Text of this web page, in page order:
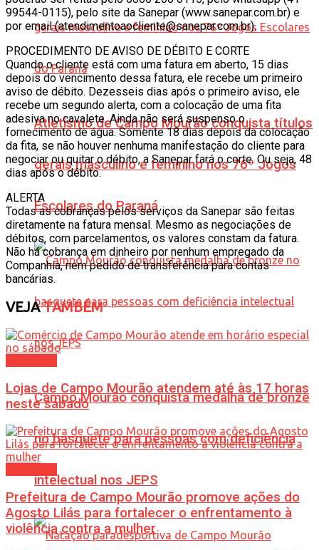
Atletismo de Campo Mourão conquista títulos
gerais masculino e feminino nos 76º Jogos
Escolares do Paraná
Campo Mourão conquista medalha de bronze
no basquete para pessoas com deficiência
intelectual nos JEPS
99544-0115), pelo site da Sanepar (www.sanepar.com.br) e
por email (atendimentoaocliente@sanepar.com.br).
PROCEDIMENTO DE AVISO DE DÉBITO E CORTE
Quando o cliente está com uma fatura em aberto, 15 dias
depois do vencimento dessa fatura, ele recebe um primeiro
aviso de débito. Dezesseis dias após o primeiro aviso, ele
recebe um segundo alerta, com a colocação de uma fita
adesiva no cavalete. Ainda não será suspenso o
fornecimento de água. Somente 18 dias depois da colocação
da fita, se não houver nenhuma manifestação do cliente para
negociar ou quitar o débito, a Sanepar fará o corte. Ou seja, 48
dias após o débito.
ALERTA
Todas as cobranças pelos serviços da Sanepar são feitas
diretamente na fatura mensal. Mesmo as negociações de
débitos, com parcelamentos, os valores constam da fatura.
Não há cobrança em dinheiro por nenhum empregado da
Companhia, nem pedido de transferência para contas
bancárias.
VEJATAMBÉM
Lojas de Campo Mourão atendem até às 17 horas
neste sábado
Prefeitura de Campo Mourão promove ações do
Agosto Lilás para fortalecer o enfrentamento à
violência contra a mulher